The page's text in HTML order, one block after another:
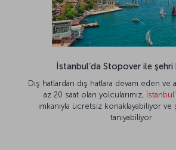
İstanbul’da Stopover ile şehri
Dış hatlardan dış hatlara devam eden ve
az 20 saat olan yolcularımız,
imkanıyla ücretsiz konaklayabiliyor ve
tanıyabiliyor.